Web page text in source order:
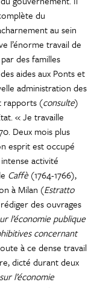
du
au sein
l’énorme travail de
des familles
aides aux Ponts et
administration des
rapports (consulte)
« Je travaille
Deux mois plus
esprit est occupé
activité
Caffè (1764-1766),
à Milan (Estratto
des ouvrages
l’économie publique
concernant
à ce dense travail
dicté durant deux
l’économie